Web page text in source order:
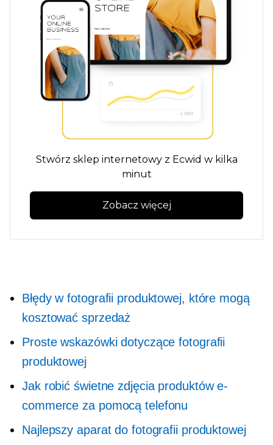
Stwórz sklep internetowy z Ecwid w kilka
minut
Zobacz więcej
Błędy w fotografii produktowej, które mogą
kosztować sprzedaż
Proste wskazówki dotyczące fotografii
produktowej
Jak robić świetne zdjęcia produktów e-
commerce za pomocą telefonu
Najlepszy aparat do fotografii produktowej